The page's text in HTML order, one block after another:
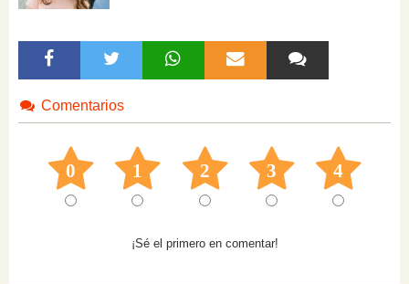
Comentarios
0 1 2 3 4
¡Sé el primero en comentar!